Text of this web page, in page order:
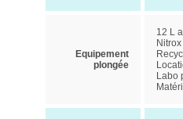
Equipement
plongée
12 L
Labo